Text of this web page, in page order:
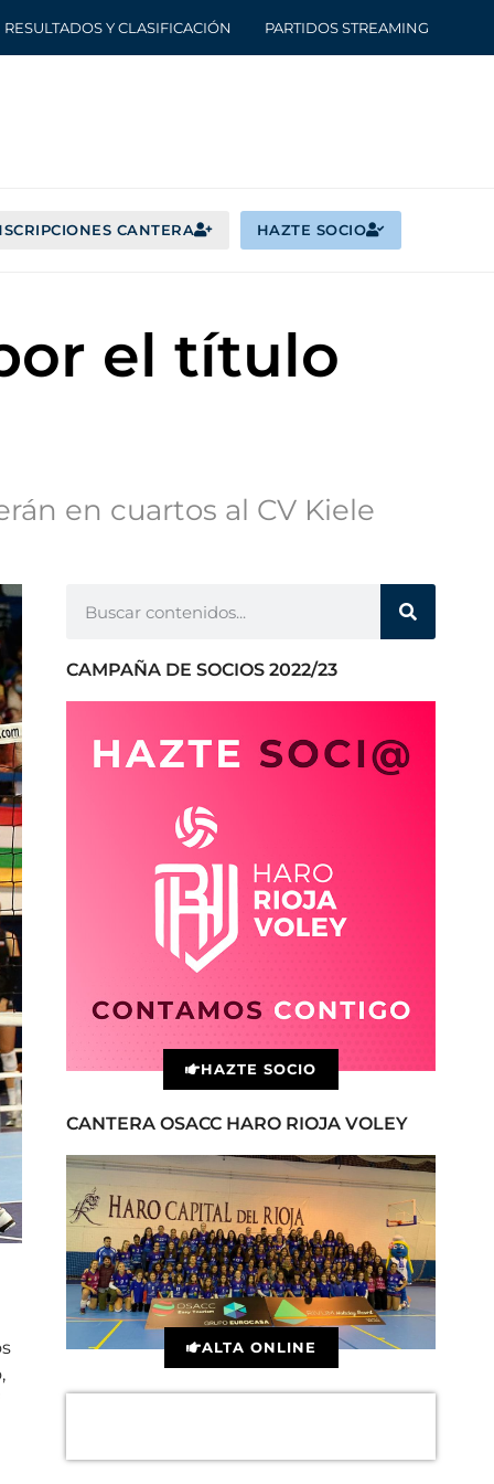
RESULTADOS Y CLASIFICACIÓN PARTIDOS STREAMING
CANTERA HAZTE SOCIO
el título
en cuartos al CV Kiele
CAMPAÑA DE SOCIOS 2022/23
HAZTE SOCIO
CANTERA OSACC HARO RIOJA VOLEY
ALTA ONLINE